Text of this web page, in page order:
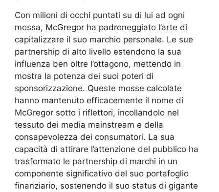
Con milioni di occhi puntati su di lui ad ogni
mossa, McGregor ha padroneggiato l’arte di
capitalizzare il suo marchio personale. Le sue
partnership di alto livello estendono la sua
influenza ben oltre l’ottagono, mettendo in
mostra la potenza dei suoi poteri di
sponsorizzazione. Queste mosse calcolate
hanno mantenuto efficacemente il nome di
McGregor sotto i riflettori, incollandolo nel
tessuto dei media mainstream e della
consapevolezza dei consumatori. La sua
capacità di attirare l’attenzione del pubblico ha
trasformato le partnership di marchi in un
componente significativo del suo portafoglio
finanziario, sostenendo il suo status di gigante